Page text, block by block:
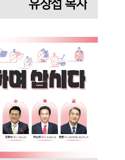
유상섭 목사